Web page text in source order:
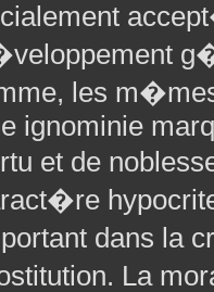
les
ignominie
et de
dans la
La